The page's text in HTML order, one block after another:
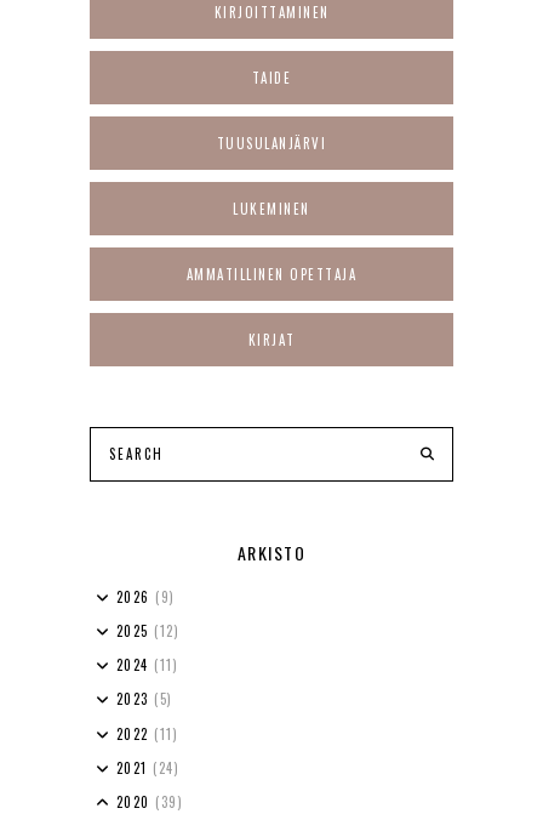
KIRJOITTAMINEN
TAIDE
TUUSULANJÄRVI
LUKEMINEN
AMMATILLINEN OPETTAJA
KIRJAT
ARKISTO
2026 (9)
2025 (12)
2024 (11)
2023 (5)
2022 (11)
2021 (24)
2020 (39)